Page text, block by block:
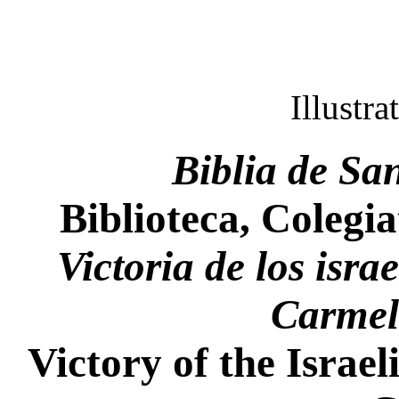
Biblia de
Biblioteca,
Victoria de los
Victory of the